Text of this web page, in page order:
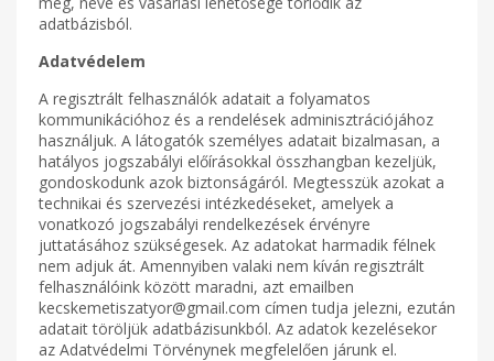
adatbázisból.
Adatvédelem
A regisztrált felhasználók adatait a folyamatos
kommunikációhoz és a rendelések adminisztrációjához
használjuk. A látogatók személyes adatait bizalmasan, a
hatályos jogszabályi előírásokkal összhangban kezeljük,
gondoskodunk azok biztonságáról. Megtesszük azokat a
technikai és szervezési intézkedéseket, amelyek a
vonatkozó jogszabályi rendelkezések érvényre
juttatásához szükségesek. Az adatokat harmadik félnek
nem adjuk át. Amennyiben valaki nem kíván regisztrált
felhasználóink között maradni, azt emailben
kecskemetiszatyor@gmail.com címen tudja jelezni, ezután
adatait töröljük adatbázisunkból. Az adatok kezelésekor
az Adatvédelmi Törvénynek megfelelően járunk el.